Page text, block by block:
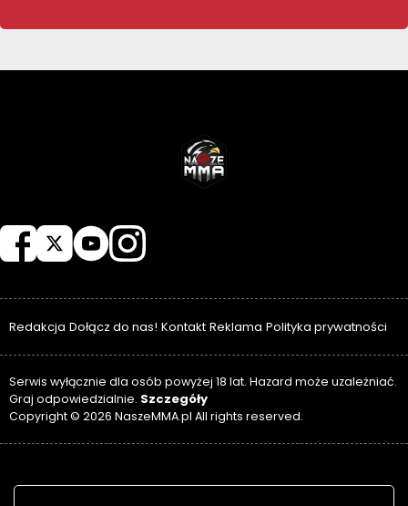
Redakcja Dołącz do nas! Kontakt Reklama Polityka prywatności
Serwis wyłącznie dla osób powyżej 18 lat. Hazard może uzależniać.
Graj odpowiedzialnie. Szczegóły
Copyright © 2026 NaszeMMA.pl All rights reserved.